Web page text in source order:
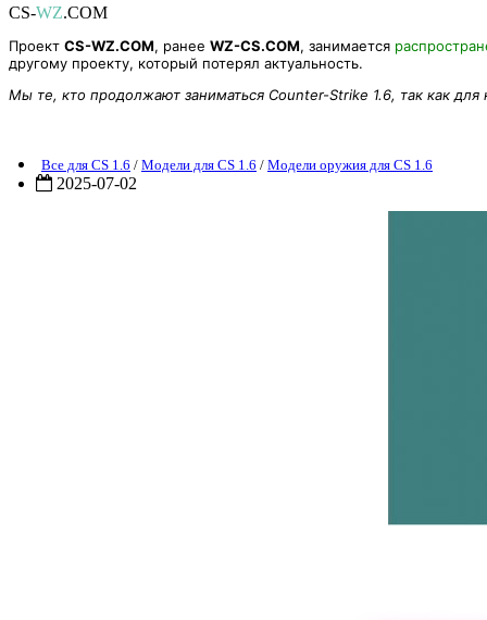
CS-WZ.COM
Проект CS-WZ.COM, ранее WZ-CS.COM, занимается
другому проекту, который потерял актуальность.
Мы те, кто продолжают заниматься Counter-Strike 1.6, так как для
Все для CS 1.6 / Модели для CS 1.6 / Модели оружия для CS 1.6
2025-07-02